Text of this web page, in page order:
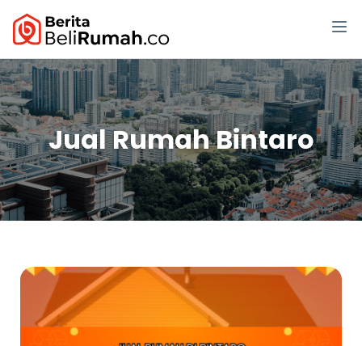
Jual Rumah Bintaro